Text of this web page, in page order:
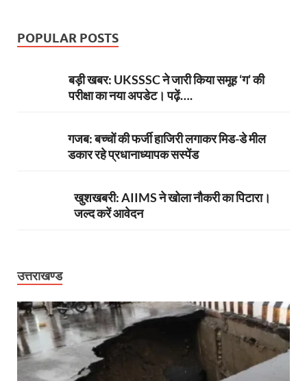
POPULAR POSTS
बड़ी खबर: UKSSSC ने जारी किया समूह ‘ग’ की
परीक्षा का नया अपडेट। पढ़ें….
गजब: बच्चों की फर्जी हाजिरी लगाकर मिड-डे मील
डकार रहे प्रधानाध्यापक सस्पेंड
खुशखबरी: AIIMS ने खोला नौकरी का पिटारा।
जल्द करें आवेदन
उत्तराखण्ड